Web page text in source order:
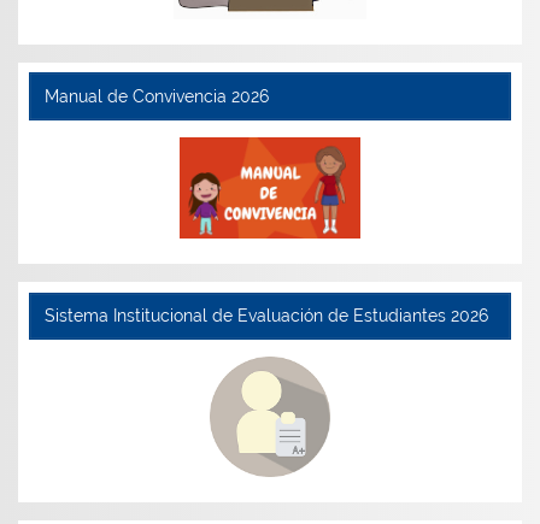
Manual de Convivencia 2026
Sistema Institucional de Evaluación de Estudiantes 2026